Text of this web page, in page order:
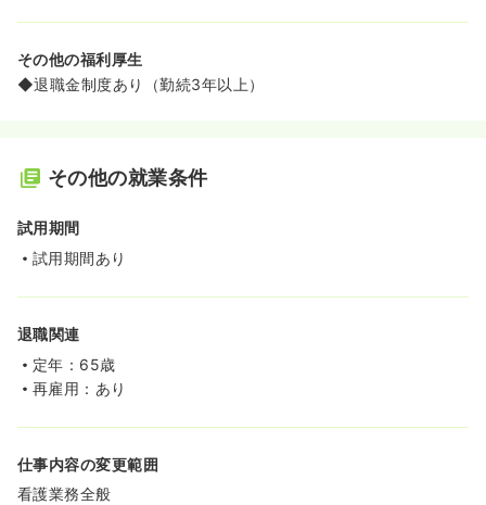
その他の福利厚生
◆退職金制度あり（勤続3年以上）
その他の就業条件
試用期間
試用期間あり
退職関連
定年：65歳
再雇用：あり
仕事内容の変更範囲
看護業務全般